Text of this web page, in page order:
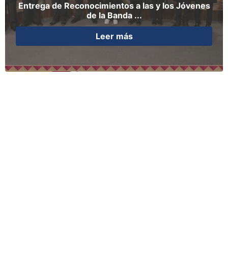
Entrega de Reconocimientos a las y los Jóvenes
de la Banda ...
Leer más